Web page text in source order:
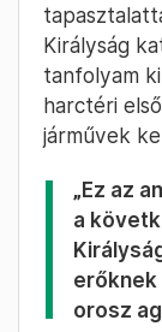
Királyság
tanfolyam
harctéri
járművek
„Ez az
a
orosz